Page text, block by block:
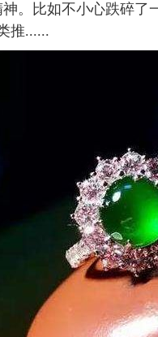
比如不小心跌碎了
推......